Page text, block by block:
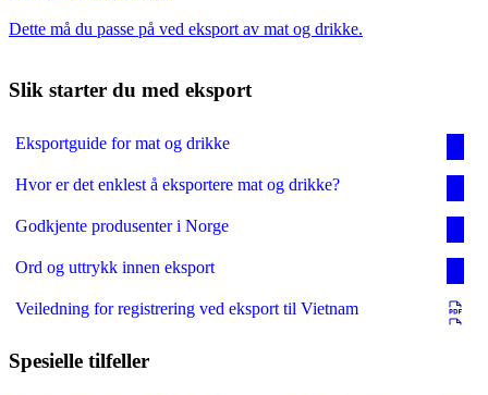
Dette må du passe på ved eksport av mat og drikke.
Slik starter du med eksport
Eksportguide for mat og drikke
Hvor er det enklest å eksportere mat og drikke?
Godkjente produsenter i Norge
Ord og uttrykk innen eksport
Veiledning for registrering ved eksport til Vietnam
Spesielle tilfeller